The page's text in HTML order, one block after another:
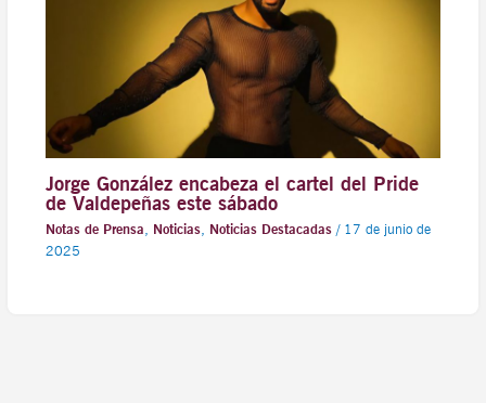
Jorge González encabeza el cartel del Pride
de Valdepeñas este sábado
Notas de Prensa, Noticias, Noticias Destacadas/ 17 de junio de
2025